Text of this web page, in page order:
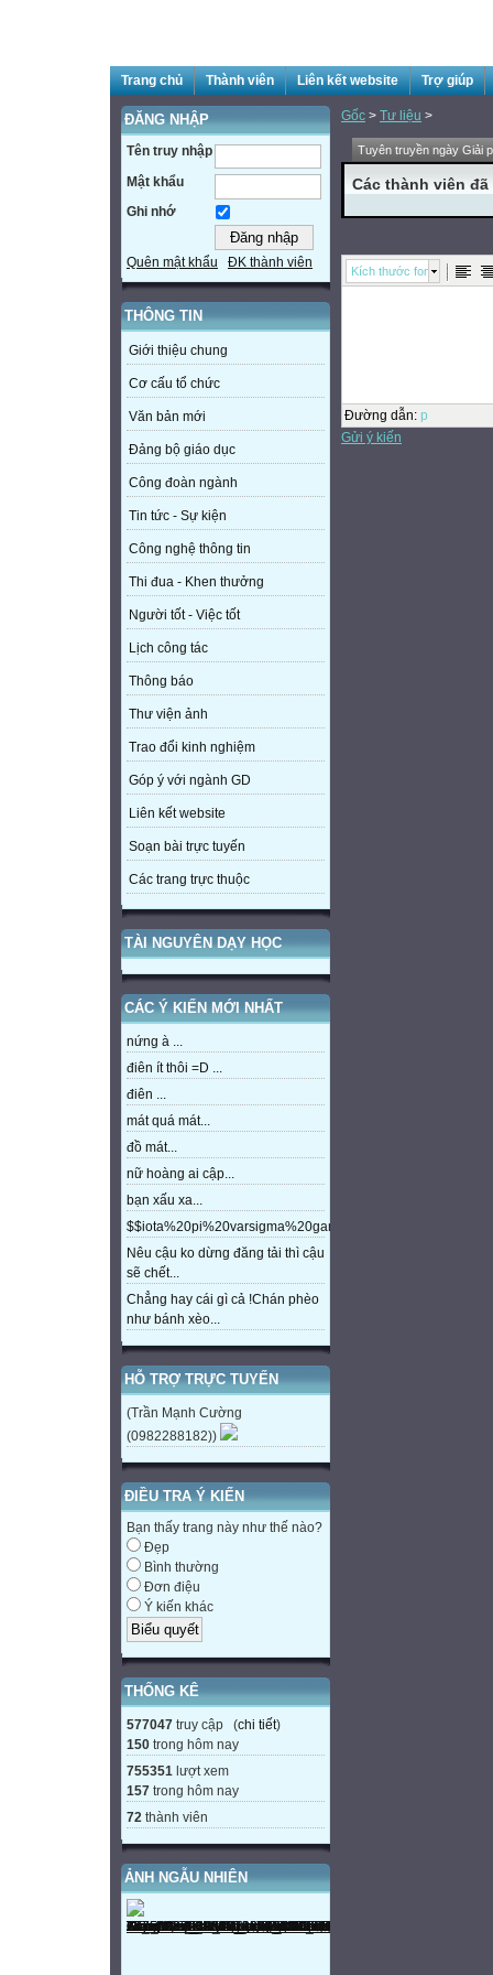
Trang chủ Thành viên Liên kết website Trợ giúp
ĐĂNG NHẬP
Tên truy nhập
Mật khẩu
Ghi nhớ
Quên mật khẩu ĐK thành viên
THÔNG TIN
Giới thiệu chung
Cơ cấu tổ chức
Văn bản mới
Đảng bộ giáo dục
Công đoàn ngành
Tin tức - Sự kiện
Công nghệ thông tin
Thi đua - Khen thưởng
Người tốt - Việc tốt
Lịch công tác
Thông báo
Thư viện ảnh
Trao đổi kinh nghiệm
Góp ý với ngành GD
Liên kết website
Soạn bài trực tuyến
Các trang trực thuộc
TÀI NGUYÊN DẠY HỌC
CÁC Ý KIẾN MỚI NHẤT
nứng à ...
điên ít thôi =D ...
điên ...
mát quá mát...
đồ mát...
nữ hoàng ai cập...
bạn xấu xa...
Nêu cậu ko dừng đăng tải thì cậu
sẽ chết...
Chẳng hay cái gì cả !Chán phèo
như bánh xèo...
HỖ TRỢ TRỰC TUYẾN
(Trần Mạnh Cường
(0982288182))
ĐIỀU TRA Ý KIẾN
Bạn thấy trang này như thế nào?
Đẹp
Bình thường
Đơn điệu
Ý kiến khác
THỐNG KÊ
577047 truy cập (chi tiết)
150 trong hôm nay
755351 lượt xem
157 trong hôm nay
72 thành viên
ẢNH NGẪU NHIÊN
Gốc > Tư liệu >
Tuyên truyền ngày Giải
Các thành viên đã
Kích thước font
Đường dẫn: p
Gửi ý kiến